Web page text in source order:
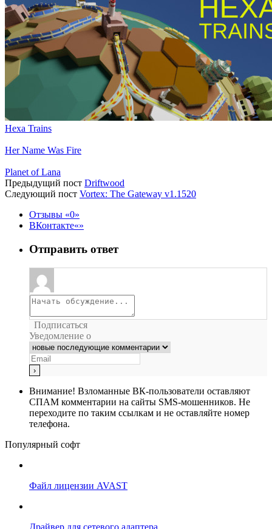
Hexa Trains
Her Name Was Fire
Planet of Lana
Предыдущий пост Driftwood
Следующий пост Vortex: The Gateway v1.1520
Отзывы
0
ВКонтакте
Отправить ответ
Подписаться
Уведомление о
Внимание! Взломанные ВК-пользователи оставляют
СПАМ комментарии на сайты SMS-мошенников. Не
переходите по таким ссылкам и не оставляйте номер
телефона.
Популярный софт
Файл лицензии AVAST
Драйвер для сетевого адаптера